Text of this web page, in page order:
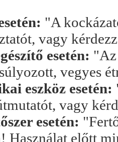
"A
vagy
esetén: "Az
vegyes
eszköz esetén:
vagy
esetén:
Használat előtt